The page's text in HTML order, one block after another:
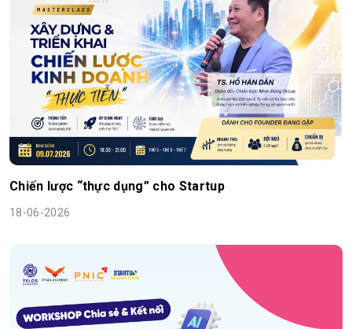
Chiến lược “thực dụng” cho Startup
18-06-2026